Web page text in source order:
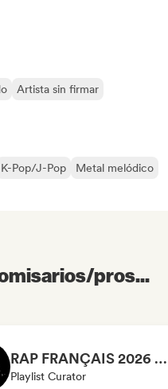
Artista sin firmar
K-Pop/J-Pop
Metal melódico
pros...
RAP FRANÇAIS 2026 🔥🇫🇷 (Way Records)
Playlist Curator